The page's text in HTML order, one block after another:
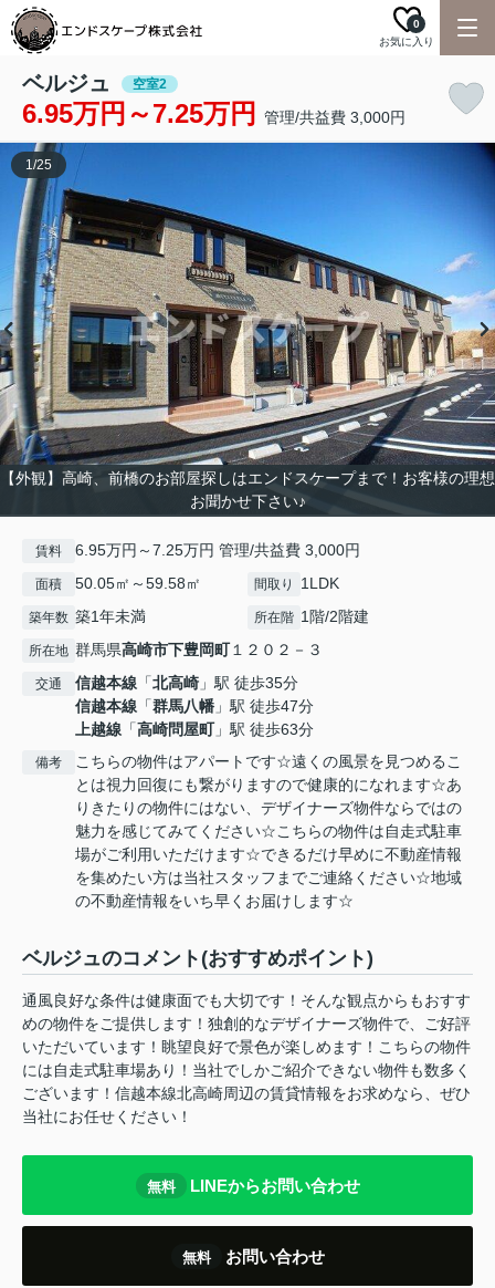
お気に入り
0
ベルジュ 空室2
6.95万円～7.25万円 管理/共益費 3,000円
【外観】高崎、前橋のお部屋探しはエンドスケープまで！お客様の理想
お聞かせ下さい♪
1/25
賃料 6.95万円～7.25万円 管理/共益費 3,000円
面積 50.05㎡～59.58㎡ 間取り 1LDK
築年数 築1年未満 所在階 1階/2階建
所在地 群馬県高崎市下豊岡町１２０２－３
交通 信越本線 「北高崎 」駅 徒歩35分
信越本線 「群馬八幡 」駅 徒歩47分
上越線 「高崎問屋町」駅 徒歩63分
備考
こちらの物件はアパートです☆遠くの風景を見つめるこ
とは視力回復にも繋がりますので健康的になれます☆あ
りきたりの物件にはない、デザイナーズ物件ならではの
魅力を感じてみてください☆こちらの物件は自走式駐車
場がご利用いただけます☆できるだけ早めに不動産情報
を集めたい方は当社スタッフまでご連絡ください☆地域
の不動産情報をいち早くお届けします☆
ベルジュのコメント(おすすめポイント)
通風良好な条件は健康面でも大切です！そんな観点からもおすす
めの物件をご提供します！独創的なデザイナーズ物件で、ご好評
いただいています！眺望良好で景色が楽しめます！こちらの物件
には自走式駐車場あり！当社でしかご紹介できない物件も数多く
ございます！信越本線北高崎周辺の賃貸情報をお求めなら、ぜひ
当社にお任せください！
無料 LINEからお問い合わせ
無料 お問い合わせ